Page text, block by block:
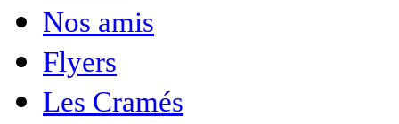
Nos amis
Flyers
Les Cramés